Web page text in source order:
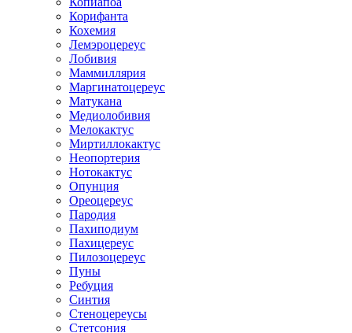
Корифанта
Кохемия
Лемэроцереус
Лобивия
Маммиллярия
Маргинатоцереус
Матукана
Медиолобивия
Мелокактус
Миртиллокактус
Неопортерия
Нотокактус
Опунция
Ореоцереус
Пародия
Пахиподиум
Пахицереус
Пилозоцереус
Пуны
Ребуция
Синтия
Стеноцереусы
Стетсония